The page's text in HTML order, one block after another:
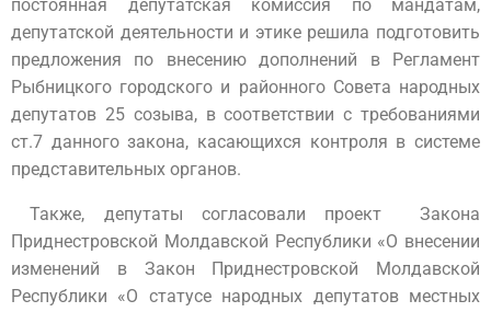
постоянная депутатская комиссия по мандатам,
депутатской деятельности и этике решила подготовить
предложения по внесению дополнений в Регламент
Рыбницкого городского и районного Совета народных
депутатов 25 созыва, в соответствии с требованиями
ст.7 данного закона, касающихся контроля в системе
представительных органов.
Также, депутаты согласовали проект Закона
Приднестровской Молдавской Республики «О внесении
изменений в Закон Приднестровской Молдавской
Республики «О статусе народных депутатов местных